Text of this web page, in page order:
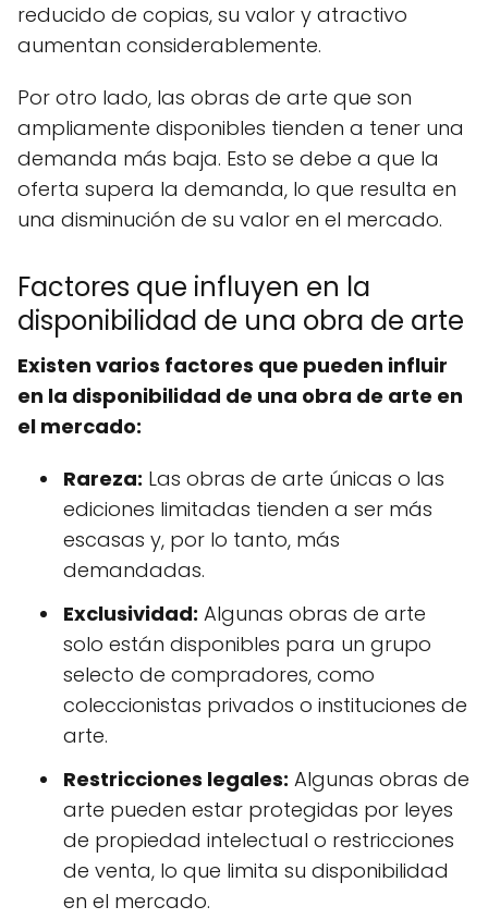
reducido de copias, su valor y atractivo
aumentan considerablemente.
Por otro lado, las obras de arte que son
ampliamente disponibles tienden a tener una
demanda más baja. Esto se debe a que la
oferta supera la demanda, lo que resulta en
una disminución de su valor en el mercado.
Factores que influyen en la
disponibilidad de una obra de arte
Existen varios factores que pueden influir
en la disponibilidad de una obra de arte en
el mercado:
Rareza: Las obras de arte únicas o las
ediciones limitadas tienden a ser más
escasas y, por lo tanto, más
demandadas.
Exclusividad: Algunas obras de arte
solo están disponibles para un grupo
selecto de compradores, como
coleccionistas privados o instituciones de
arte.
Restricciones legales: Algunas obras de
arte pueden estar protegidas por leyes
de propiedad intelectual o restricciones
de venta, lo que limita su disponibilidad
en el mercado.